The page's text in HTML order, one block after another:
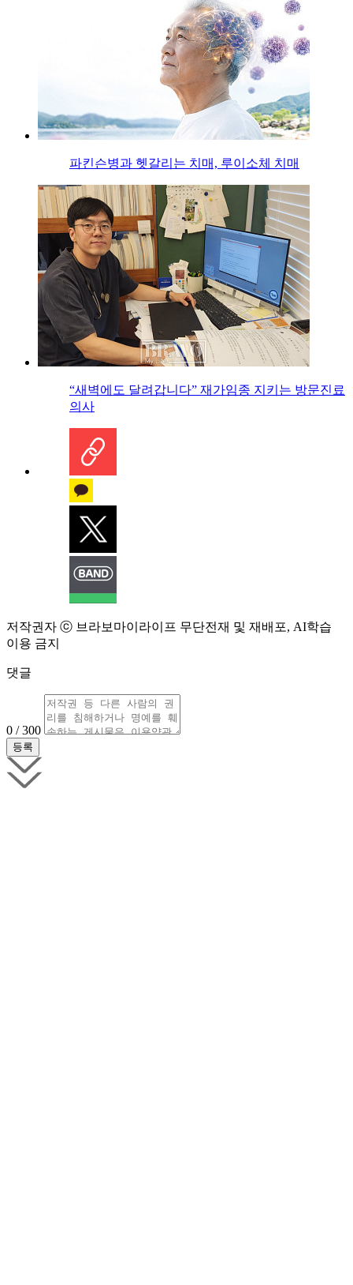
파킨슨병과 헷갈리는 치매, 루이소체 치매
“새벽에도 달려갑니다” 재가임종 지키는 방문진료
의사
저작권자 ⓒ 브라보마이라이프 무단전재 및 재배포, AI학습
이용 금지
댓글
0 / 300